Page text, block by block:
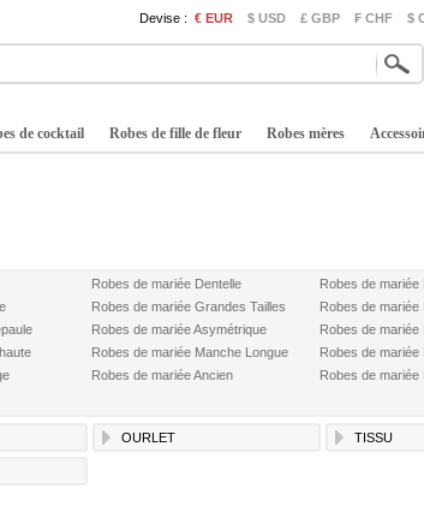
Devise : € EUR $ USD £ GBP ₣ CHF $
de cocktail Robes de fille de fleur Robes mères
Robes de mariée Dentelle Robes de mariée
Robes de mariée Grandes Tailles Robes de
Robes de mariée Asymétrique Robes de mariée
Robes de mariée Manche Longue Robes de
Robes de mariée Ancien Robes de mariée
OURLET TISSU